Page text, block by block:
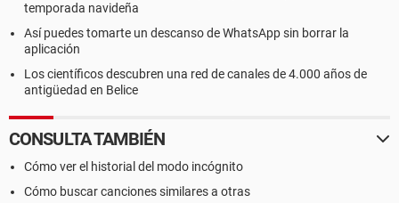
temporada navideña
Así puedes tomarte un descanso de WhatsApp sin borrar la
aplicación
Los científicos descubren una red de canales de 4.000 años de
antigüedad en Belice
CONSULTA TAMBIÉN
Cómo ver el historial del modo incógnito
Cómo buscar canciones similares a otras